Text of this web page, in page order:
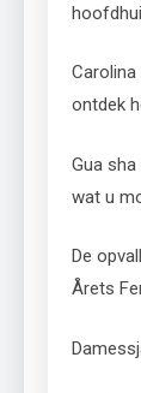
Carolina
ontdek
Gua
wat u
De
Årets